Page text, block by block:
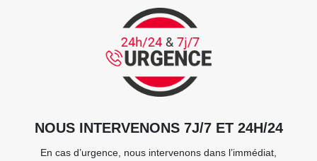
NOUS INTERVENONS 7J/7 ET 24H/24
En cas d’urgence, nous intervenons dans l’immédiat,